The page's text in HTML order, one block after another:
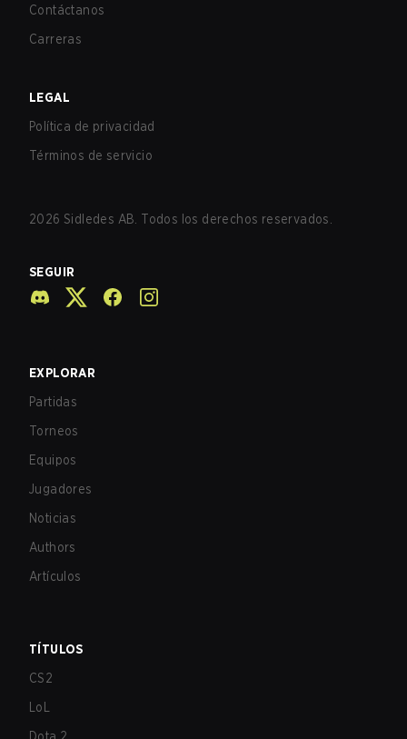
Contáctanos
Carreras
LEGAL
Política de privacidad
Términos de servicio
2026 Sidledes AB. Todos los derechos reservados.
SEGUIR
EXPLORAR
Partidas
Torneos
Equipos
Jugadores
Noticias
Authors
Artículos
TÍTULOS
CS2
LoL